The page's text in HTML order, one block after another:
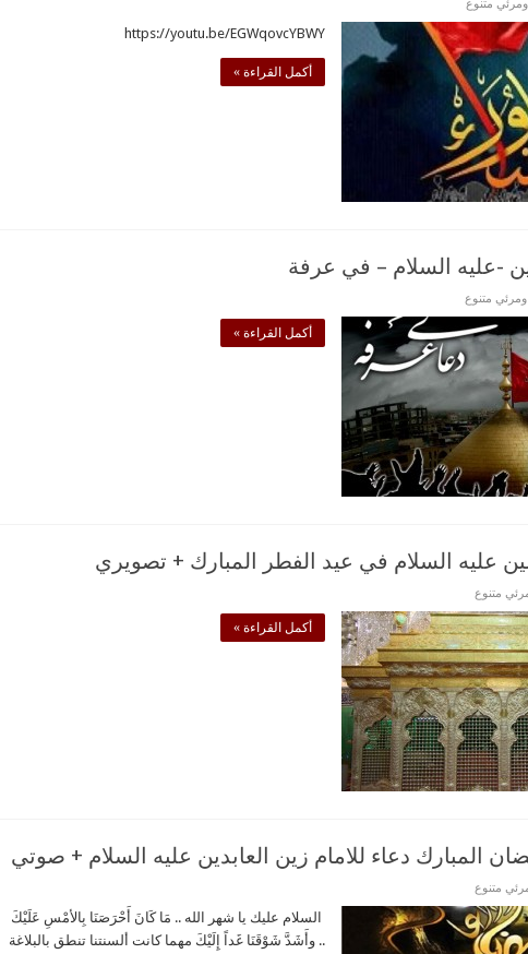
متنوع
https://youtu.be/EGWqovcYBWY
أكمل القراءة »
-عليه السلام – في عرفة
متنوع
أكمل القراءة »
عليه السلام في عيد الفطر المبارك + تصويري
متنوع
أكمل القراءة »
المبارك دعاء للامام زين العابدين عليه السلام + صوتي
متنوع
السلام عليك يا شهر الله .. مَا كَانَ أَحْرَصَنَا بِالأمْسِ عَلَيْكَ
.. وأَشَدَّ شَوْقَنَا غَداً إِلَيْكَ مهما كانت ألسنتنا تنطق بالبلاغة